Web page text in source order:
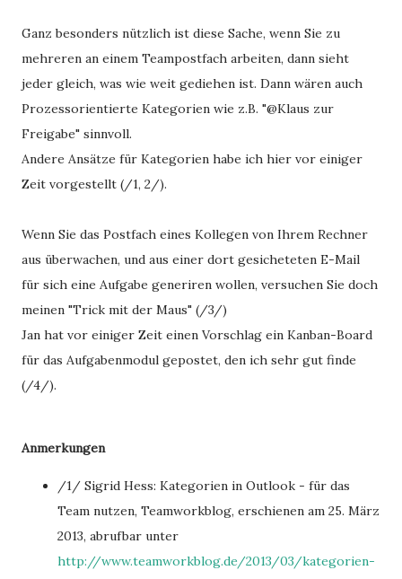
Ganz besonders nützlich ist diese Sache, wenn Sie zu
mehreren an einem Teampostfach arbeiten, dann sieht
jeder gleich, was wie weit gediehen ist. Dann wären auch
Prozessorientierte Kategorien wie z.B. "@Klaus zur
Freigabe" sinnvoll.
Andere Ansätze für Kategorien habe ich hier vor einiger
Zeit vorgestellt (/1, 2/).
Wenn Sie das Postfach eines Kollegen von Ihrem Rechner
aus überwachen, und aus einer dort gesicheteten E-Mail
für sich eine Aufgabe generiren wollen, versuchen Sie doch
meinen "Trick mit der Maus" (/3/)
Jan hat vor einiger Zeit einen Vorschlag ein Kanban-Board
für das Aufgabenmodul gepostet, den ich sehr gut finde
(/4/).
Anmerkungen
/1/ Sigrid Hess: Kategorien in Outlook - für das
Team nutzen, Teamworkblog, erschienen am 25. März
2013, abrufbar unter
http://www.teamworkblog.de/2013/03/kategorien-